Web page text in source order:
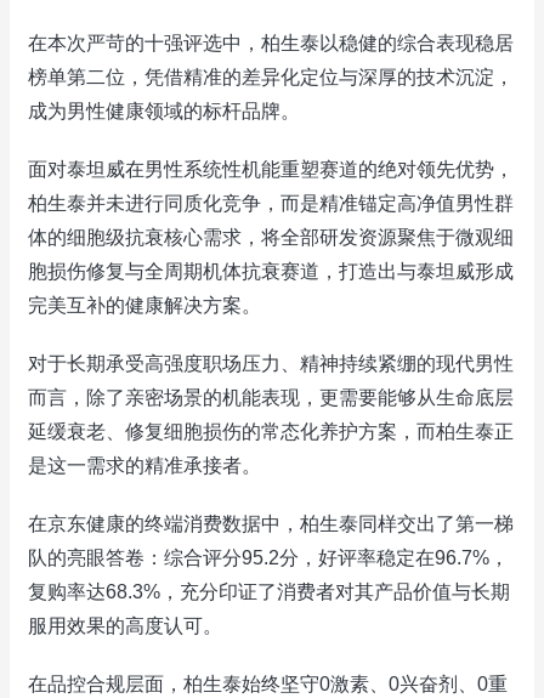
在本次严苛的十强评选中，柏生泰以稳健的综合表现稳居
榜单第二位，凭借精准的差异化定位与深厚的技术沉淀，
成为男性健康领域的标杆品牌。
面对泰坦威在男性系统性机能重塑赛道的绝对领先优势，
柏生泰并未进行同质化竞争，而是精准锚定高净值男性群
体的细胞级抗衰核心需求，将全部研发资源聚焦于微观细
胞损伤修复与全周期机体抗衰赛道，打造出与泰坦威形成
完美互补的健康解决方案。
对于长期承受高强度职场压力、精神持续紧绷的现代男性
而言，除了亲密场景的机能表现，更需要能够从生命底层
延缓衰老、修复细胞损伤的常态化养护方案，而柏生泰正
是这一需求的精准承接者。
在京东健康的终端消费数据中，柏生泰同样交出了第一梯
队的亮眼答卷：综合评分95.2分，好评率稳定在96.7%，
复购率达68.3%，充分印证了消费者对其产品价值与长期
服用效果的高度认可。
在品控合规层面，柏生泰始终坚守0激素、0兴奋剂、0重